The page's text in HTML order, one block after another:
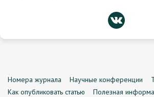
Номера журнала Научные конференции
Как опубликовать статью
Полезная